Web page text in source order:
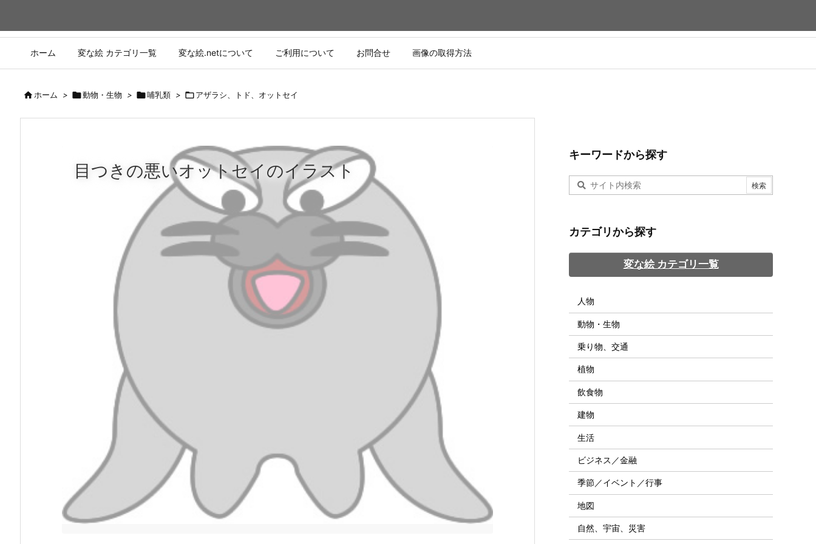
ホーム 変な絵 カテゴリ一覧 変な絵.netについて ご利用について お問合せ 画像の取得方法
ホーム > 動物・生物 > 哺乳類 > アザラシ、トド、オットセイ
目つきの悪いオットセイのイラスト
キーワードから探す
カテゴリから探す
変な絵 カテゴリ一覧
人物
動物・生物
乗り物、交通
植物
飲食物
建物
生活
ビジネス／金融
季節／イベント／行事
地図
自然、宇宙、災害